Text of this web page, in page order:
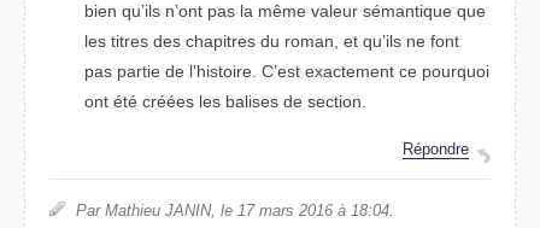
bien qu’ils n’ont pas la même valeur sémantique que
les titres des chapitres du roman, et qu’ils ne font
pas partie de l’histoire. C’est exactement ce pourquoi
ont été créées les balises de section.
Répondre
Par Mathieu JANIN, le 17 mars 2016 à 18:04.